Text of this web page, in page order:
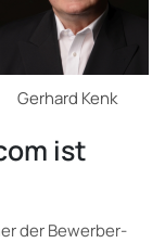
Gerhard Kenk
ist
der Bewerber-